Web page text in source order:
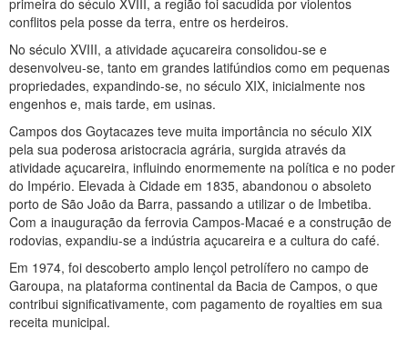
primeira do século XVIII, a região foi sacudida por violentos
conflitos pela posse da terra, entre os herdeiros.
No século XVIII, a atividade açucareira consolidou-se e
desenvolveu-se, tanto em grandes latifúndios como em pequenas
propriedades, expandindo-se, no século XIX, inicialmente nos
engenhos e, mais tarde, em usinas.
Campos dos Goytacazes teve muita importância no século XIX
pela sua poderosa aristocracia agrária, surgida através da
atividade açucareira, influindo enormemente na política e no poder
do Império. Elevada à Cidade em 1835, abandonou o absoleto
porto de São João da Barra, passando a utilizar o de Imbetiba.
Com a inauguração da ferrovia Campos-Macaé e a construção de
rodovias, expandiu-se a indústria açucareira e a cultura do café.
Em 1974, foi descoberto amplo lençol petrolífero no campo de
Garoupa, na plataforma continental da Bacia de Campos, o que
contribui significativamente, com pagamento de royalties em sua
receita municipal.